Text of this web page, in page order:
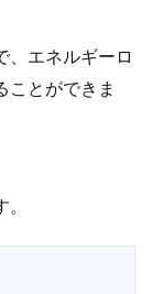
、エネルギーロ
ことができま